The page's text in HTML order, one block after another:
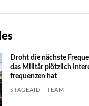
Droht die nächste
das Mili­tär plötzlich
fre­quen­zen hat
STAGEAID - TEAM